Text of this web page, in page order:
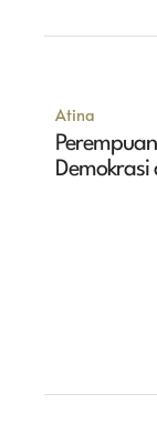
Atina
Demokrasi